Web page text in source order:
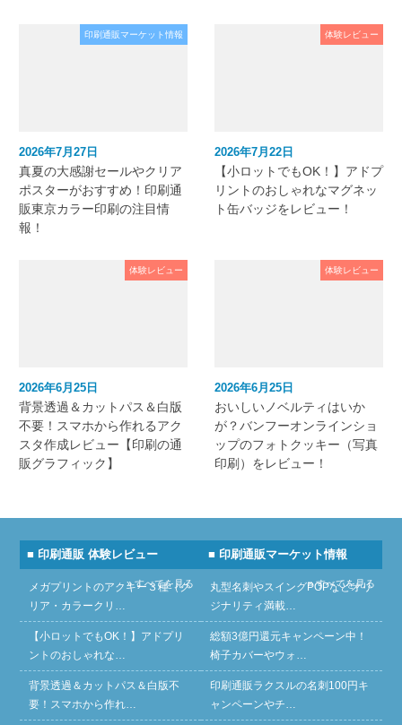
印刷通販マーケット情報
2026年7月27日
真夏の大感謝セールやクリア
ポスターがおすすめ！印刷通
販東京カラー印刷の注目情
報！
体験レビュー
2026年7月22日
【小ロットでもOK！】アドプ
リントのおしゃれなマグネッ
ト缶バッジをレビュー！
体験レビュー
2026年6月25日
背景透過＆カットパス＆白版
不要！スマホから作れるアク
スタ作成レビュー【印刷の通
販グラフィック】
体験レビュー
2026年6月25日
おいしいノベルティはいか
が？バンフーオンラインショ
ップのフォトクッキー（写真
印刷）をレビュー！
■ 印刷通販 体験レビュー
» すべてを見る
メガプリントのアクキー３種（ク
リア・カラークリ…
【小ロットでもOK！】アドプリ
ントのおしゃれな…
背景透過＆カットパス＆白版不
要！スマホから作れ…
■ 印刷通販マーケット情報
» すべてを見る
丸型名刺やスイングPOPなどオリ
ジナリティ満載…
総額3億円還元キャンペーン中！
椅子カバーやウォ…
印刷通販ラクスルの名刺100円キ
ャンペーンやチ…